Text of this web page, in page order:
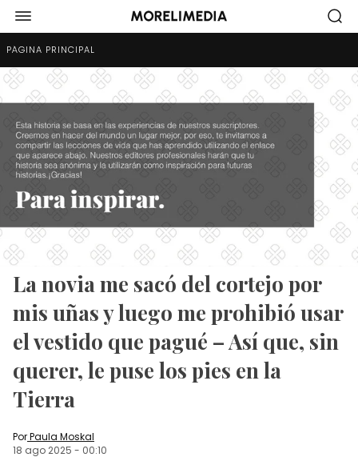
PÁGINA PRINCIPAL
La novia me sacó del cortejo por
mis uñas y luego me prohibió usar
el vestido que pagué – Así que, sin
querer, le puse los pies en la
Tierra
PorPaula Moskal
18 ago 2025 - 00:10